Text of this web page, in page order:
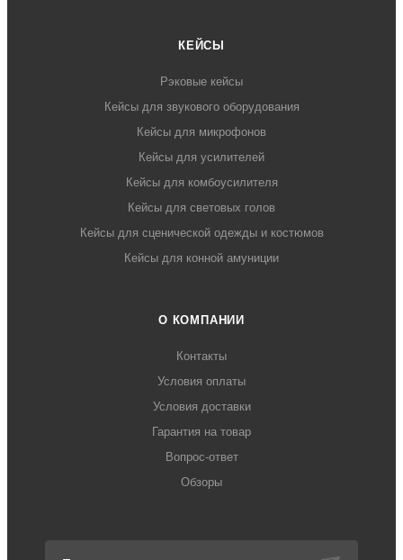
КЕЙСЫ
Рэковые кейсы
Кейсы для звукового оборудования
Кейсы для микрофонов
Кейсы для усилителей
Кейсы для комбоусилителя
Кейсы для световых голов
Кейсы для сценической одежды и костюмов
Кейсы для конной амуниции
О КОМПАНИИ
Контакты
Условия оплаты
Условия доставки
Гарантия на товар
Вопрос-ответ
Обзоры